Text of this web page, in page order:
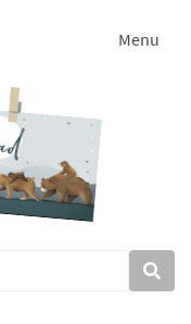
Menu